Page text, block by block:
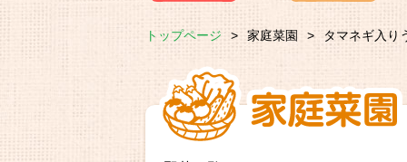
トップページ > 家庭菜園 > タマネギ入り